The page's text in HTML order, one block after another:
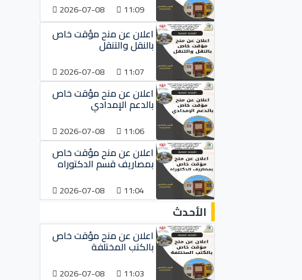
11:09
2026-07-08
اعلان عن منح مؤقت خاص
بالنقل والتنقل
11:07
2026-07-08
اعلان عن منح مؤقت خاص
بالدعم الإمدادي
11:06
2026-07-08
اعلان عن منح مؤقت خاص
بمصاريف قسم الدكتوراه
11:04
2026-07-08
الأحدث
اعلان عن منح مؤقت خاص
بالكتب المختلفة
11:03
2026-07-08